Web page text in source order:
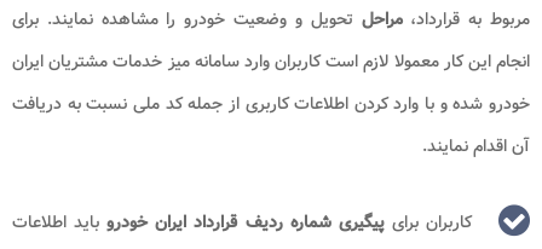
مربوط به قرارداد،مراحل تحویل و وضعیت خودرو را مشاهده نمایند. برای
انجام این کار معمولا لازم است کاربران وارد سامانه میز خدمات مشتریان ایران
خودرو شده و با وارد کردن اطلاعات کاربری از جمله کد ملی نسبت به دریافت
آن اقدام نمایند.
کاربران برایپیگیری شماره ردیف قرارداد ایران خودرو باید اطلاعات